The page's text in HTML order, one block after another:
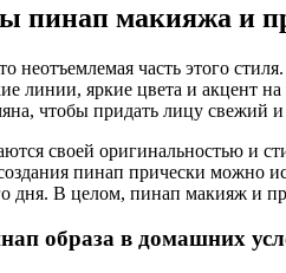
пинап макияжа и
неотъемлемая часть этого
линии, яркие цвета и акцент
чтобы придать лицу
своей оригинальностью и
пинап прически можно
дня. В целом, пинап макияж и
образа в домашних